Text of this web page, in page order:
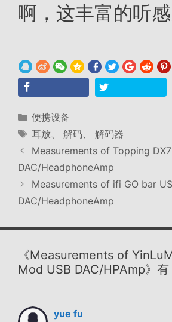
啊，这丰富的听
分
类
便携设备
标
签
耳放 解码、 解码器
Measurements of Topping
DAC/HeadphoneAmp
Measurements of ifi GO bar
DAC/HeadphoneAmp
《Measurements of
Mod USB DAC/HPAmp》有
yue fu